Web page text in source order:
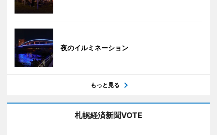
夜のイルミネーション
もっと見る
札幌経済新聞VOTE